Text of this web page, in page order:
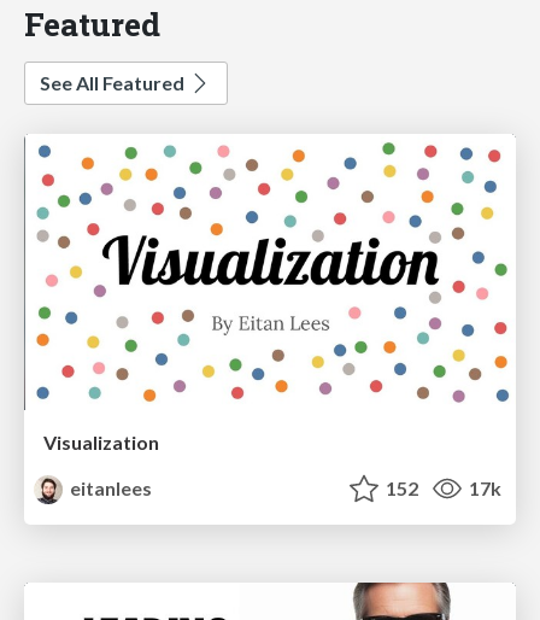
Featured
See All Featured
Visualization
eitanlees
152 17k